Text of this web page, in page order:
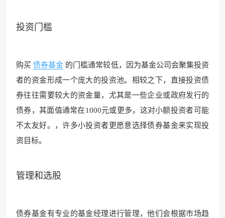
投资门槛
购买 债券基金 的门槛通常较低，因为基金公司会聚集投资
者的资金形成一个庞大的投资池。相较之下，直接投资债
券往往需要较大的资金量，尤其是一些企业或政府发行的
债券，其面值通常在1000元或更多，这对小额投资者可能
不太友好。，许多小投资者更愿意选择债券基金来实现投
资目标。
管理和选股
债券基金有专业的基金经理进行管理，他们会根据市场趋